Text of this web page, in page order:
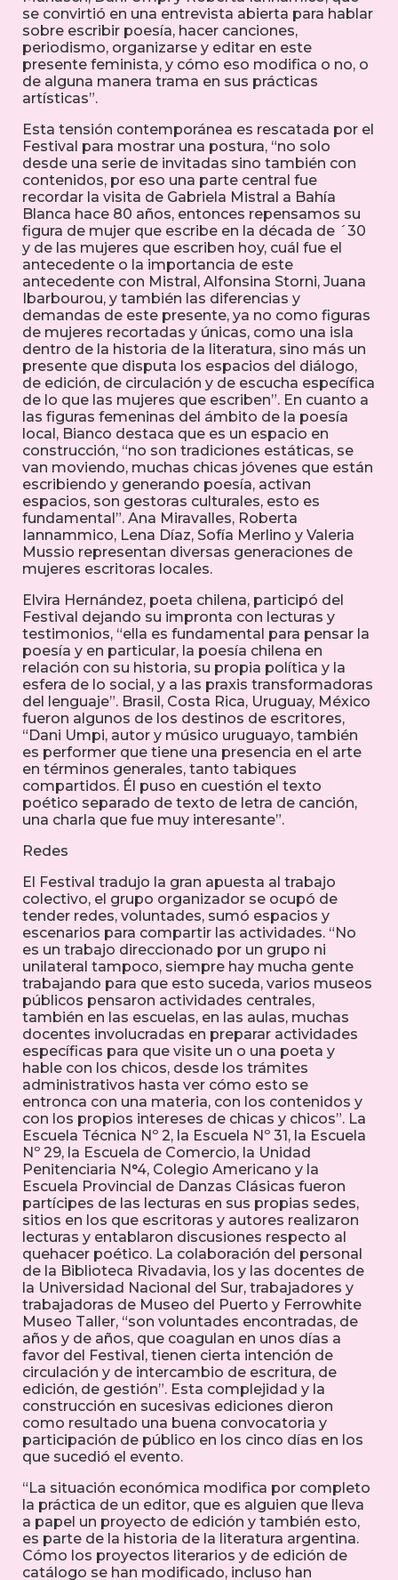
se convirtió en una entrevista abierta para hablar
sobre escribir poesía, hacer canciones,
periodismo, organizarse y editar en este
presente feminista, y cómo eso modifica o no, o
de alguna manera trama en sus prácticas
artísticas”.
Esta tensión contemporánea es rescatada por el
Festival para mostrar una postura, “no solo
desde una serie de invitadas sino también con
contenidos, por eso una parte central fue
recordar la visita de Gabriela Mistral a Bahía
Blanca hace 80 años, entonces repensamos su
figura de mujer que escribe en la década de ´30
y de las mujeres que escriben hoy, cuál fue el
antecedente o la importancia de este
antecedente con Mistral, Alfonsina Storni, Juana
Ibarbourou, y también las diferencias y
demandas de este presente, ya no como figuras
de mujeres recortadas y únicas, como una isla
dentro de la historia de la literatura, sino más un
presente que disputa los espacios del diálogo,
de edición, de circulación y de escucha específica
de lo que las mujeres que escriben”. En cuanto a
las figuras femeninas del ámbito de la poesía
local, Bianco destaca que es un espacio en
construcción, “no son tradiciones estáticas, se
van moviendo, muchas chicas jóvenes que están
escribiendo y generando poesía, activan
espacios, son gestoras culturales, esto es
fundamental”. Ana Miravalles, Roberta
Iannammico, Lena Díaz, Sofía Merlino y Valeria
Mussio representan diversas generaciones de
mujeres escritoras locales.
Elvira Hernández, poeta chilena, participó del
Festival dejando su impronta con lecturas y
testimonios, “ella es fundamental para pensar la
poesía y en particular, la poesía chilena en
relación con su historia, su propia política y la
esfera de lo social, y a las praxis transformadoras
del lenguaje”. Brasil, Costa Rica, Uruguay, México
fueron algunos de los destinos de escritores,
“Dani Umpi, autor y músico uruguayo, también
es performer que tiene una presencia en el arte
en términos generales, tanto tabiques
compartidos. Él puso en cuestión el texto
poético separado de texto de letra de canción,
una charla que fue muy interesante”.
Redes
El Festival tradujo la gran apuesta al trabajo
colectivo, el grupo organizador se ocupó de
tender redes, voluntades, sumó espacios y
escenarios para compartir las actividades. “No
es un trabajo direccionado por un grupo ni
unilateral tampoco, siempre hay mucha gente
trabajando para que esto suceda, varios museos
públicos pensaron actividades centrales,
también en las escuelas, en las aulas, muchas
docentes involucradas en preparar actividades
específicas para que visite un o una poeta y
hable con los chicos, desde los trámites
administrativos hasta ver cómo esto se
entronca con una materia, con los contenidos y
con los propios intereses de chicas y chicos”. La
Escuela Técnica Nº 2, la Escuela Nº 31, la Escuela
Nº 29, la Escuela de Comercio, la Unidad
Penitenciaria N°4, Colegio Americano y la
Escuela Provincial de Danzas Clásicas fueron
partícipes de las lecturas en sus propias sedes,
sitios en los que escritoras y autores realizaron
lecturas y entablaron discusiones respecto al
quehacer poético. La colaboración del personal
de la Biblioteca Rivadavia, los y las docentes de
la Universidad Nacional del Sur, trabajadores y
trabajadoras de Museo del Puerto y Ferrowhite
Museo Taller, “son voluntades encontradas, de
años y de años, que coagulan en unos días a
favor del Festival, tienen cierta intención de
circulación y de intercambio de escritura, de
edición, de gestión”. Esta complejidad y la
construcción en sucesivas ediciones dieron
como resultado una buena convocatoria y
participación de público en los cinco días en los
que sucedió el evento.
“La situación económica modifica por completo
la práctica de un editor, que es alguien que lleva
a papel un proyecto de edición y también esto,
es parte de la historia de la literatura argentina.
Cómo los proyectos literarios y de edición de
catálogo se han modificado, incluso han